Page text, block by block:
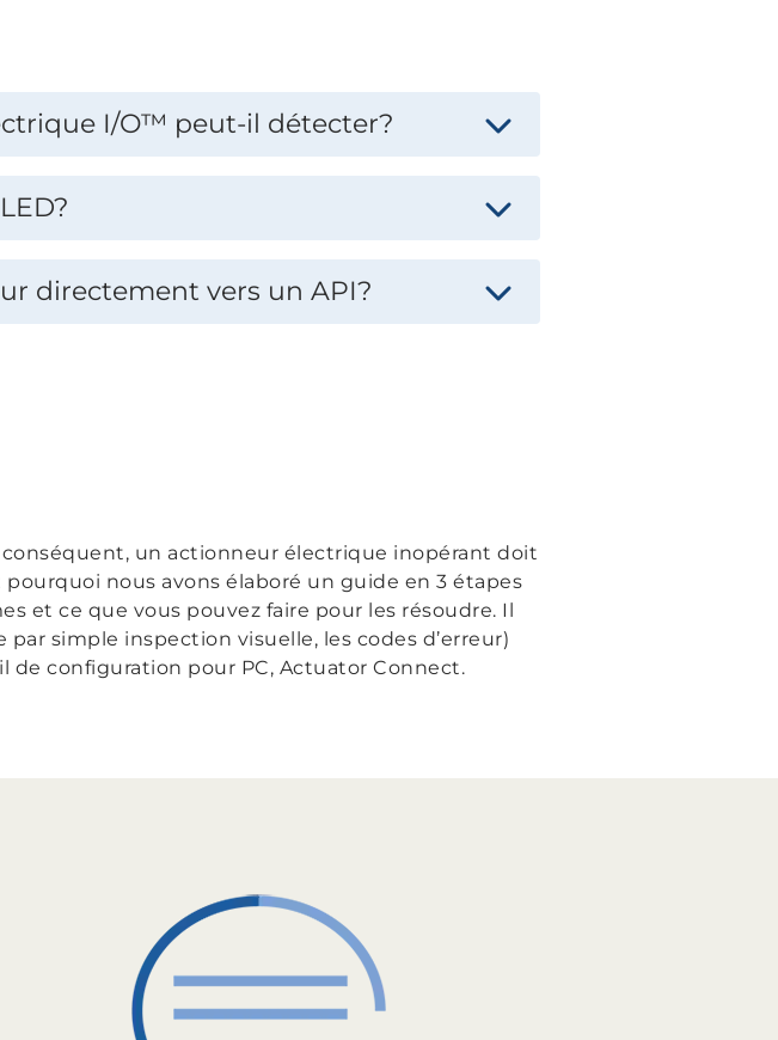
I/O™ peut-il détecter?
directement vers un API?
un actionneur électrique inopérant doit
nous avons élaboré un guide en 3 étapes
et ce que vous pouvez faire pour les résoudre. Il
simple inspection visuelle, les codes d’erreur)
configuration pour PC, Actuator Connect.